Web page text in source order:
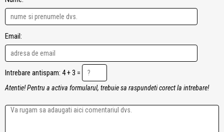
Email:
Intrebare antispam: 4 + 3 =
Atentie! Pentru a activa formularul, trebuie sa raspundeti corect la intrebare!